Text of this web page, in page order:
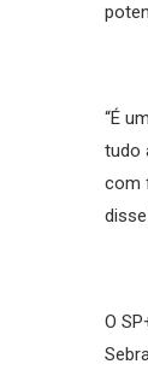
“É
tudo
com
O